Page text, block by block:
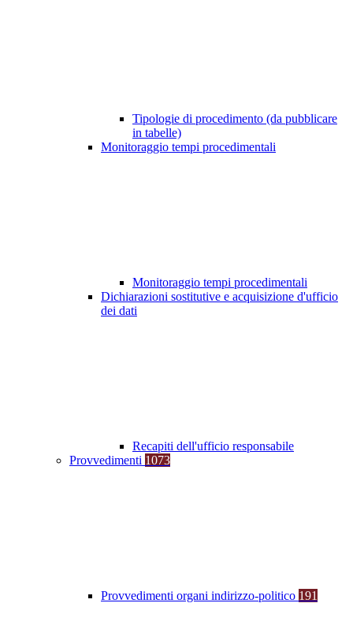
Tipologie di procedimento (da pubblicare
in tabelle)
Monitoraggio tempi procedimentali
Monitoraggio tempi procedimentali
Dichiarazioni sostitutive e acquisizione d'ufficio
dei dati
Recapiti dell'ufficio responsabile
Provvedimenti 1073
Provvedimenti organi indirizzo-politico 191